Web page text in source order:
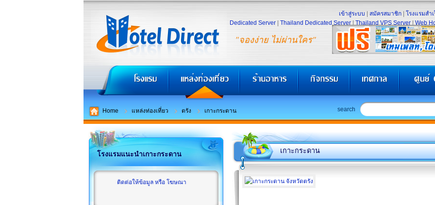
"จองง่าย ไม่ผ่านใคร"
เข้าสู่ระบบ สมัครสมาชิก
โรงแรมสำ
Dedicated Server
Thailand Dedicated Server Thailand VPS Server Web
Home แหล่งท่องเที่ยว ตรัง เกาะกระดาน search
โรงแรมแนะนำเกาะกระดาน
ติดต่อให้ข้อมูล หรือ โฆษณา
เกาะกระดาน